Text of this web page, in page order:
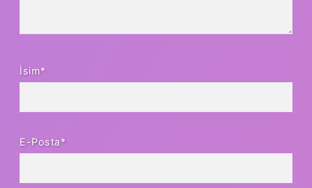
İsim*
E-Posta*